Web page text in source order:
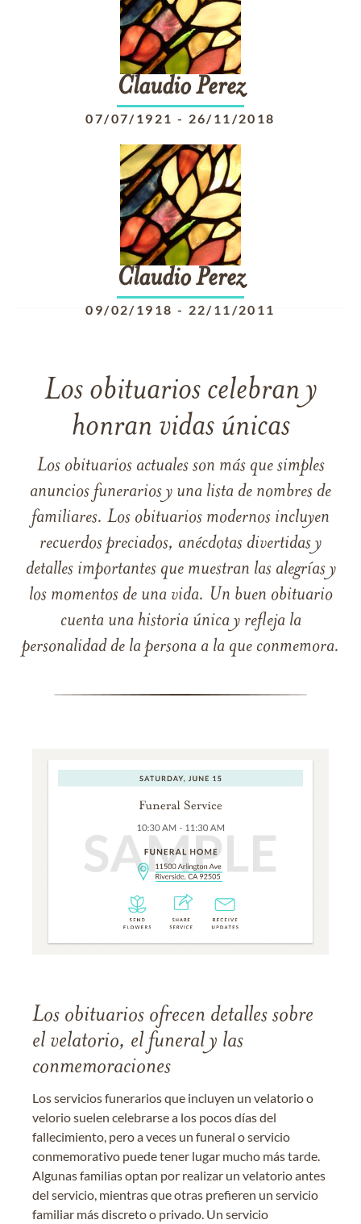
ClaudioPerez
07/07/1921 - 26/11/2018
ClaudioPerez
09/02/1918 - 22/11/2011
Los obituarios celebran y
honran vidas únicas
Los obituarios actuales son más que simples
anuncios funerarios y una lista de nombres de
familiares. Los obituarios modernos incluyen
recuerdos preciados, anécdotas divertidas y
detalles importantes que muestran las alegrías y
los momentos de una vida. Un buen obituario
cuenta una historia única y refleja la
personalidad de la persona a la que conmemora.
Los obituarios ofrecen detalles sobre
el velatorio, el funeral y las
conmemoraciones
Los servicios funerarios que incluyen un velatorio o
velorio suelen celebrarse a los pocos días del
fallecimiento, pero a veces un funeral o servicio
conmemorativo puede tener lugar mucho más tarde.
Algunas familias optan por realizar un velatorio antes
del servicio, mientras que otras prefieren un servicio
familiar más discreto o privado. Un servicio